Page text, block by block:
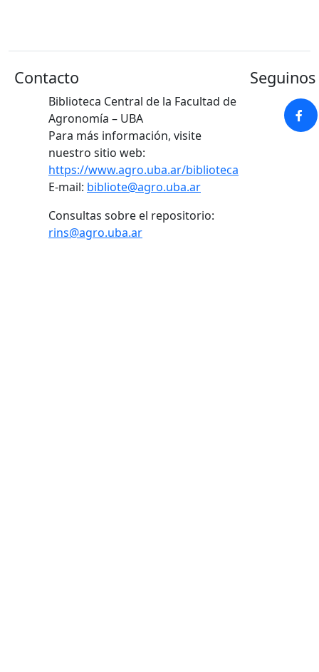
Contacto
Biblioteca Central de la Facultad de
Agronomía – UBA
Para más información, visite
nuestro sitio web:
https://www.agro.uba.ar/biblioteca
E-mail: bibliote@agro.uba.ar
Consultas sobre el repositorio:
rins@agro.uba.ar